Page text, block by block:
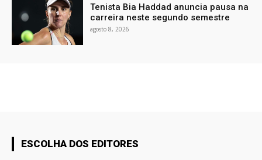
Tenista Bia Haddad anuncia pausa na
carreira neste segundo semestre
agosto 8, 2026
ESCOLHA DOS EDITORES